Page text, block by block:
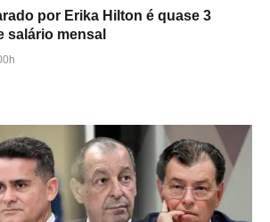
por Erika Hilton é quase 3
salário mensal